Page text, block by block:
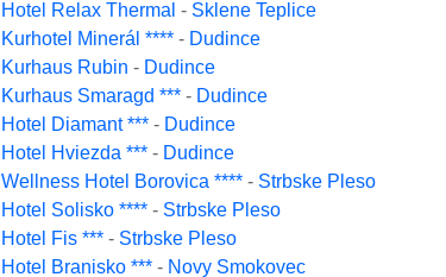
Hotel Relax Thermal - Sklene Teplice
Kurhotel Minerál **** - Dudince
Kurhaus Rubin - Dudince
Kurhaus Smaragd *** - Dudince
Hotel Diamant *** - Dudince
Hotel Hviezda *** - Dudince
Wellness Hotel Borovica **** - Strbske Pleso
Hotel Solisko **** - Strbske Pleso
Hotel Fis *** - Strbske Pleso
Hotel Branisko *** - Novy Smokovec